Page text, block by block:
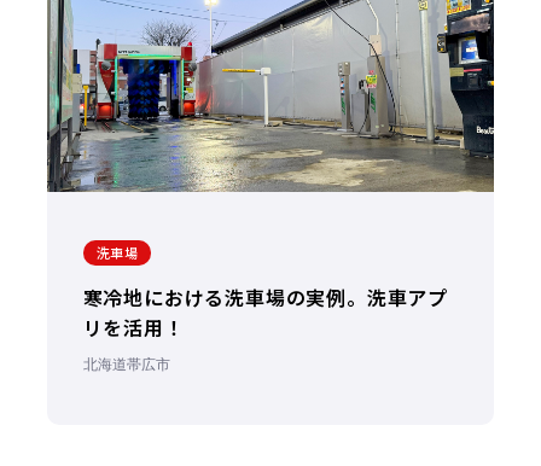
洗車場
寒冷地における洗車場の実例。洗車アプ
リを活用！
北海道帯広市